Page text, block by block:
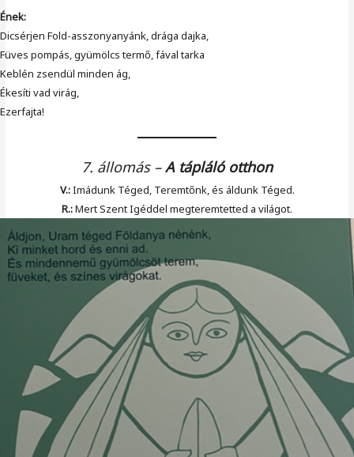
Ének:
Dicsérjen Fold-asszonyanyánk, drága dajka,
Füves pompás, gyümölcs termő, fával tarka
Keblén zsendül minden ág,
Ékesíti vad virág,
Ezerfajta!
7. állomás – A tápláló otthon
V.:Imádunk Téged, Teremtőnk, és áldunk Téged.
R.:Mert Szent Igéddel megteremtetted a világot.